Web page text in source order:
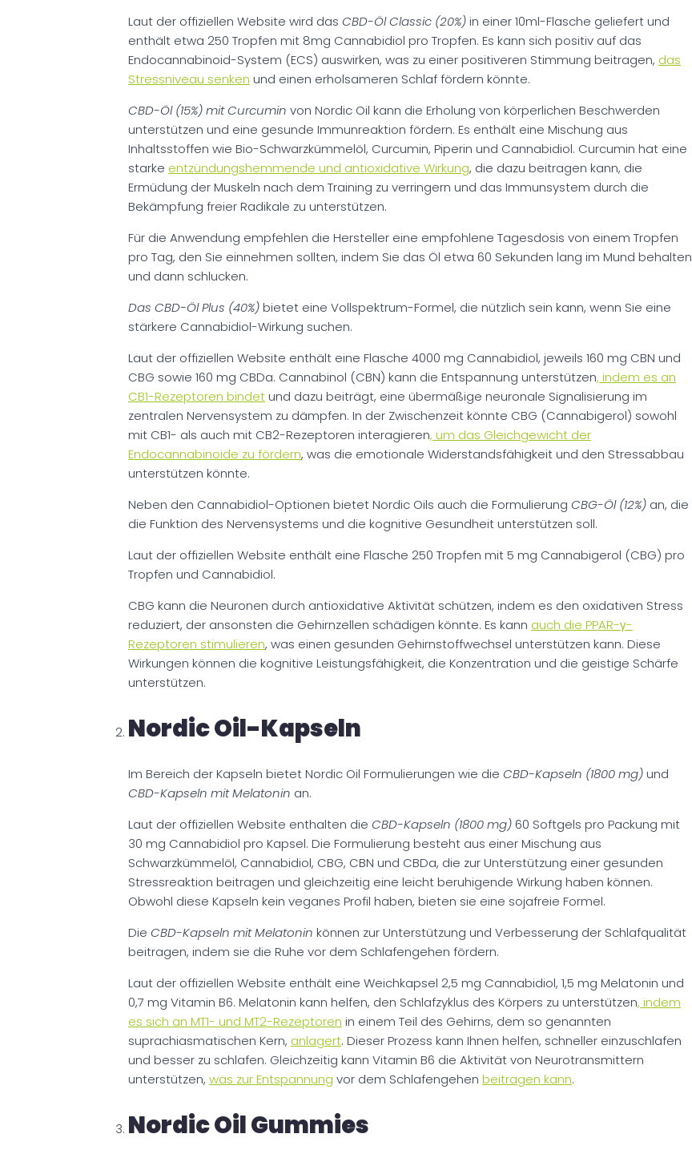
Laut der offiziellen Website wird das CBD-Öl Classic (20%)in einer 10ml-Flasche geliefert und
enthält etwa 250 Tropfen mit 8mg Cannabidiol pro Tropfen. Es kann sich positiv auf das
Endocannabinoid-System (ECS) auswirken, was zu einer positiveren Stimmung beitragen, das
Stressniveau senken und einen erholsameren Schlaf fördern könnte.
CBD-Öl (15%) mit Curcumin von Nordic Oil kann die Erholung von körperlichen Beschwerden
unterstützen und eine gesunde Immunreaktion fördern. Es enthält eine Mischung aus
Inhaltsstoffen wie Bio-Schwarzkümmelöl, Curcumin, Piperin und Cannabidiol. Curcumin hat eine
starke entzündungshemmende und antioxidative Wirkung, die dazu beitragen kann, die
Ermüdung der Muskeln nach dem Training zu verringern und das Immunsystem durch die
Bekämpfung freier Radikale zu unterstützen.
Für die Anwendung empfehlen die Hersteller eine empfohlene Tagesdosis von einem Tropfen
pro Tag, den Sie einnehmen sollten, indem Sie das Öl etwa 60 Sekunden lang im Mund behalten
und dann schlucken.
Das CBD-Öl Plus (40%)bietet eine Vollspektrum-Formel, die nützlich sein kann, wenn Sie eine
stärkere Cannabidiol-Wirkung suchen.
Laut der offiziellen Website enthält eine Flasche 4000 mg Cannabidiol, jeweils 160 mg CBN und
CBG sowie 160 mg CBDa. Cannabinol (CBN) kann die Entspannung unterstützen, indem es an
CB1-Rezeptoren bindetund dazu beiträgt, eine übermäßige neuronale Signalisierung im
zentralen Nervensystem zu dämpfen. In der Zwischenzeit könnte CBG (Cannabigerol) sowohl
mit CB1- als auch mit CB2-Rezeptoren interagieren, um das Gleichgewicht der
Endocannabinoide zu fördern, was die emotionale Widerstandsfähigkeit und den Stressabbau
unterstützen könnte.
Neben den Cannabidiol-Optionen bietet Nordic Oils auch die Formulierung CBG-Öl (12%) an, die
die Funktion des Nervensystems und die kognitive Gesundheit unterstützen soll.
Laut der offiziellen Website enthält eine Flasche 250 Tropfen mit 5 mg Cannabigerol (CBG) pro
Tropfen und Cannabidiol.
CBG kann die Neuronen durch antioxidative Aktivität schützen, indem es den oxidativen Stress
reduziert, der ansonsten die Gehirnzellen schädigen könnte. Es kann auch die PPAR-γ-
Rezeptoren stimulieren, was einen gesunden Gehirnstoffwechsel unterstützen kann. Diese
Wirkungen können die kognitive Leistungsfähigkeit, die Konzentration und die geistige Schärfe
unterstützen.
Nordic Oil-Kapseln
Im Bereich der Kapseln bietet Nordic Oil Formulierungen wie die CBD-Kapseln (1800 mg)und
CBD-Kapseln mit Melatonin an.
Laut der offiziellen Website enthalten die CBD-Kapseln (1800 mg) 60 Softgels pro Packung mit
30 mg Cannabidiol pro Kapsel. Die Formulierung besteht aus einer Mischung aus
Schwarzkümmelöl, Cannabidiol, CBG, CBN und CBDa, die zur Unterstützung einer gesunden
Stressreaktion beitragen und gleichzeitig eine leicht beruhigende Wirkung haben können.
Obwohl diese Kapseln kein veganes Profil haben, bieten sie eine sojafreie Formel.
Die CBD-Kapseln mit Melatonin können zur Unterstützung und Verbesserung der Schlafqualität
beitragen, indem sie die Ruhe vor dem Schlafengehen fördern.
Laut der offiziellen Website enthält eine Weichkapsel 2,5 mg Cannabidiol, 1,5 mg Melatonin und
0,7 mg Vitamin B6. Melatonin kann helfen, den Schlafzyklus des Körpers zu unterstützen, indem
es sich an MT1- und MT2-Rezeptoren in einem Teil des Gehirns, dem so genannten
suprachiasmatischen Kern, anlagert. Dieser Prozess kann Ihnen helfen, schneller einzuschlafen
und besser zu schlafen. Gleichzeitig kann Vitamin B6 die Aktivität von Neurotransmittern
unterstützen, was zur Entspannung vor dem Schlafengehen beitragen kann.
Nordic Oil Gummies